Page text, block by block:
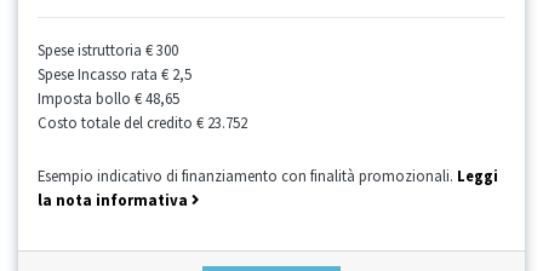
Spese istruttoria € 300
Spese Incasso rata € 2,5
Imposta bollo € 48,65
Costo totale del credito € 23.752
Esempio indicativo di finanziamento con finalità promozionali. Leggi
la nota informativa